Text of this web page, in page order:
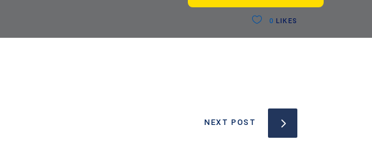
0 LIKES
NEXT POST